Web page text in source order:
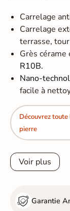
Carrelage
Carrelage
terrasse,
Grès
R10B.
Nano-
facile à
Découvrez
pierre
Voir plus
Garantie